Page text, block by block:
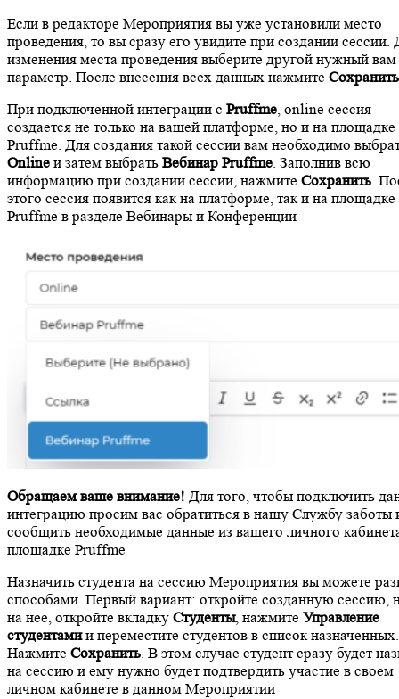
Если в редакторе Мероприятия вы уже установили место
проведения, то вы сразу его увидите при создании сессии.
изменения места проведения выберите другой нужный вам
параметр. После внесения всех данных нажмите Сохранить
При подключенной интеграции с Pruffme, online сессия
создается не только на вашей платформе, но и на площадке
Pruffme. Для создания такой сессии вам необходимо
Online и затем выбрать Вебинар Pruffme. Заполнив всю
информацию при создании сессии, нажмите Сохранить.
этого сессия появится как на платформе, так и на площадке
Pruffme в разделе Вебинары и Конференции
Обращаем ваше внимание! Для того, чтобы подключить
интеграцию просим вас обратиться в нашу Службу заботы
сообщить необходимые данные из вашего личного
площадке Pruffme
Назначить студента на сессию Мероприятия вы можете
способами. Первый вариант: откройте созданную сессию,
на нее, откройте вкладку Студенты, нажмите Управление
студентамии переместите студентов в список назначенных.
Нажмите Сохранить. В этом случае студент сразу будет
на сессию и ему нужно будет подтвердить участие в своем
личном кабинете в данном Мероприятии